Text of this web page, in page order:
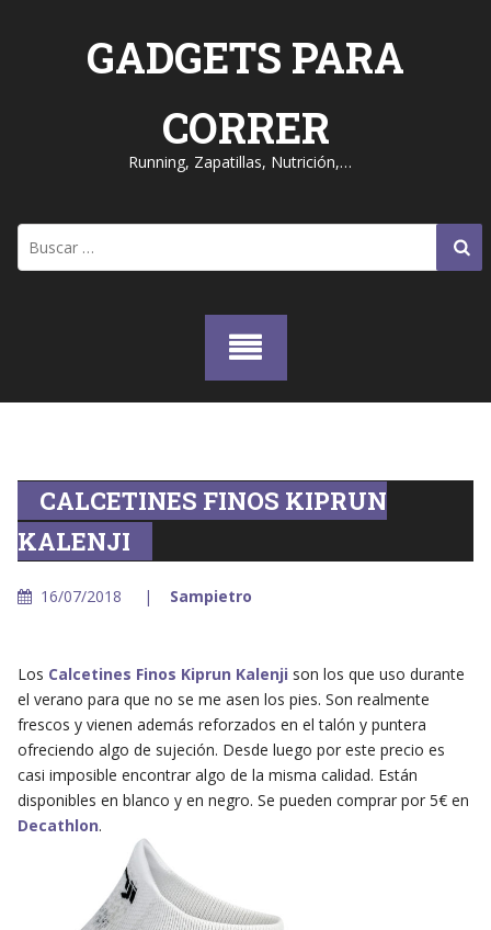
GADGETS PARA
CORRER
Running, Zapatillas, Nutrición,…
CALCETINES FINOS KIPRUN
KALENJI
16/07/2018 Sampietro
Los Calcetines Finos Kiprun Kalenji son los que uso durante
el verano para que no se me asen los pies. Son realmente
frescos y vienen además reforzados en el talón y puntera
ofreciendo algo de sujeción. Desde luego por este precio es
casi imposible encontrar algo de la misma calidad. Están
disponibles en blanco y en negro. Se pueden comprar por 5€ en
Decathlon.